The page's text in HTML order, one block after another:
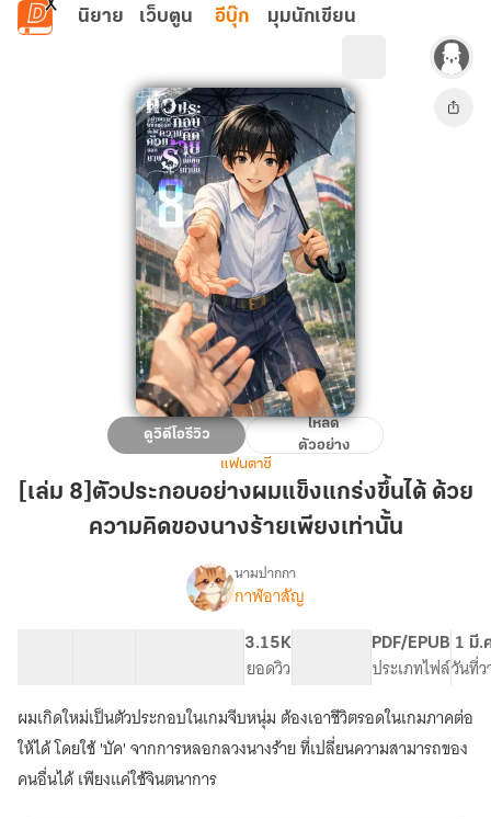
ข้ามไปยังเนื้อหาหลัก
นิยาย เว็บตูน อีบุ๊ก มุมนักเขียน
[เล่ม
8]ตัวประกอบ
อย่าง
แข็งแกร่ง
นาง
ร้าย
เพียง
ดูวิดีโอรีวิว
โหลด
ตัวอย่าง
แฟนตาซี
[เล่ม 8]ตัวประกอบอย่างผมแข็งแกร่งขึ้นได้ ด้วย
ความคิดของนางร้ายเพียงเท่านั้น
เรื่อง
ตัวประกอบ
อย่าง
ผม
แข็งแกร่ง
ขึ้น
ได้
ด้วย
นามปากกา
กาฬอาสัญ
3.15K
ยอดวิว
PDF/EPUB
ประเภทไฟล์
1 มี.
วันที่ว
ผมเกิดใหม่เป็นตัวประกอบในเกมจีบหนุ่ม ต้องเอาชีวิตรอดในเกมภาคต่อ
ให้ได้ โดยใช้ 'บัค' จากการหลอกลวงนางร้าย ที่เปลี่ยนความสามารถของ
คนอื่นได้ เพียงแค่ใช้จินตนาการ